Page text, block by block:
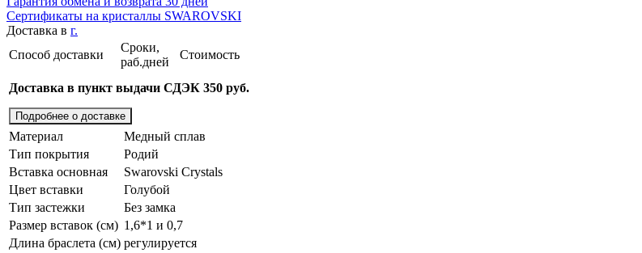
Сертификаты на кристаллы SWAROVSKI
Доставка в г.
Способ доставки
Сроки,
раб.дней
Стоимость
Доставка в пункт выдачи СДЭК 350 руб.
Подробнее о доставке
Материал
Медный сплав
Тип покрытия
Родий
Вставка основная
Swarovski Crystals
Цвет вставки
Голубой
Тип застежки
Без замка
Размер вставок (см) 1,6*1 и 0,7
Длина браслета (см) регулируется